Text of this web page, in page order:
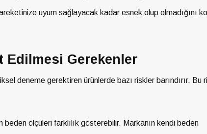
uyum sağlayacak kadar esnek olup olmadığını
Edilmesi Gerekenler
deneme gerektiren ürünlerde bazı riskler barındırır. Bu
ölçüleri farklılık gösterebilir. Markanın kendi beden